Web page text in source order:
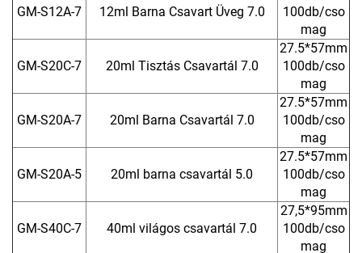
GM-S12A-7 12ml Barna Csavart Üveg 7.0
100db/cso
mag
GM-S20C-7 20ml Tisztás Csavartál 7.0
27.5*57mm
100db/cso
mag
GM-S20A-7 20ml Barna Csavartál 7.0
27.5*57mm
100db/cso
mag
GM-S20A-5 20ml barna csavartál 5.0
27.5*57mm
100db/cso
mag
GM-S40C-7 40ml világos csavartál 7.0
27,5*95mm
100db/cso
mag